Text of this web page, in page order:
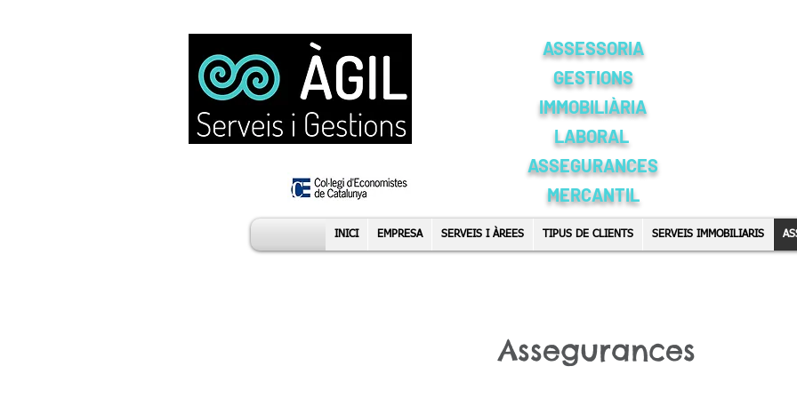
ASSESSORIA
GESTIONS
IMMOBILIÀRIA
LABORAL
ASSEGURANCES
MERCANTIL
INICI EMPRESA SERVEIS I ÀREES TIPUS DE CLIENTS SERVEIS IMMOBILIARIS
Assegurances